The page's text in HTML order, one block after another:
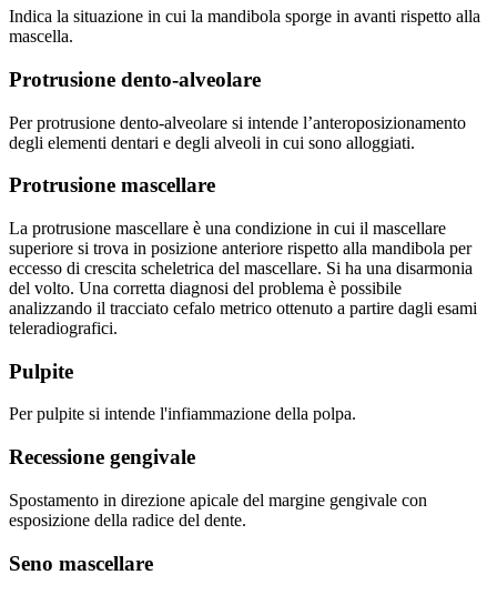
Indica la situazione in cui la mandibola sporge in avanti rispetto alla
mascella.
Protrusione dento-alveolare
Per protrusione dento-alveolare si intende l’anteroposizionamento
degli elementi dentari e degli alveoli in cui sono alloggiati.
Protrusione mascellare
La protrusione mascellare è una condizione in cui il mascellare
superiore si trova in posizione anteriore rispetto alla mandibola per
eccesso di crescita scheletrica del mascellare. Si ha una disarmonia
del volto. Una corretta diagnosi del problema è possibile
analizzando il tracciato cefalo metrico ottenuto a partire dagli esami
teleradiografici.
Pulpite
Per pulpite si intende l'infiammazione della polpa.
Recessione gengivale
Spostamento in direzione apicale del margine gengivale con
esposizione della radice del dente.
Seno mascellare